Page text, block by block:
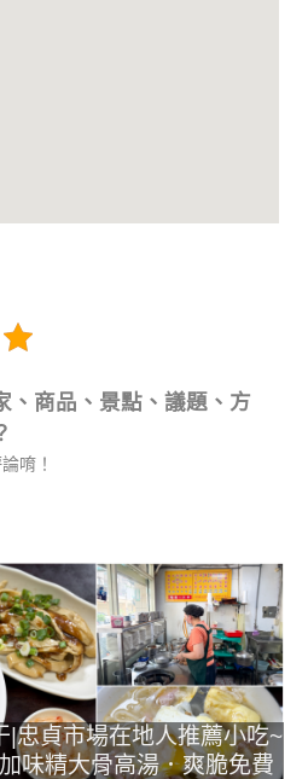
、商品、景點、議題、方
唷！
|忠貞市場在地人推薦小吃~
味精大骨高湯．爽脆免費